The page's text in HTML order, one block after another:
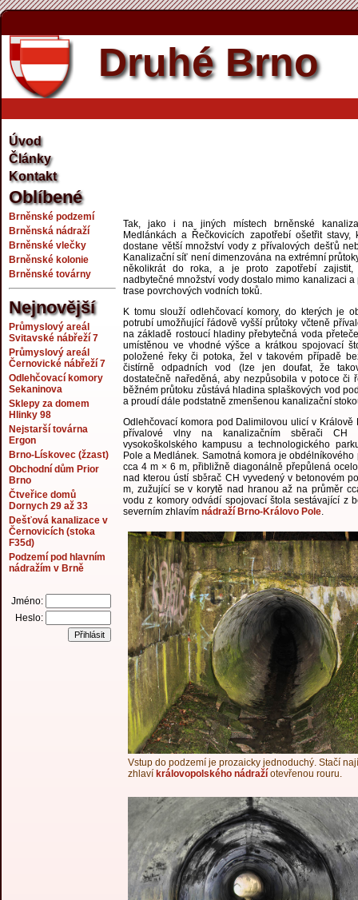
Druhé Brno
Úvod
Články
Kontakt
Oblíbené
Brněnské podzemí
Brněnská nádraží
Brněnské vlečky
Brněnské kolonie
Brněnské továrny
Nejnovější
Průmyslový areál
Svitavské nábřeží 7
Průmyslový areál
Černovické nábřeží 7
Odlehčovací komory
Sekaninova
Sklepy za domem
Hlinky 98
Nejstarší továrna
Ergon
Brno-Lískovec (žzast)
Obchodní dům Prior
Brno
Čtveřice domů
Dornych 29 až 33
Dešťová kanalizace v
Černovicích (stoka
F35d)
Podzemí pod hlavním
nádražím v Brně
Jméno:
Heslo:
Tak, jako i na jiných místech brněnské
Medlánkách a Řečkovicích zapotřebí ošetřit
dostane větší množství vody z přívalových dešťů
Kanalizační síť není dimenzována na extrémní
několikrát do roka, a je proto zapotřebí zajistit,
nadbytečné množství vody dostalo mimo kanalizaci
trase povrchových vodních toků.
K tomu slouží odlehčovací komory, do kterých je
potrubí umožňující řádově vyšší průtoky včteně
na základě rostoucí hladiny přebytečná voda
umístěnou ve vhodné výšce a krátkou spojovací
položené řeky či potoka, žel v takovém případě
čistírně odpadních vod (lze jen doufat, že
dostatečně naředěná, aby nezpůsobila v potoce či
běžném průtoku zůstává hladina splaškových vod
a proudí dále podstatně zmenšenou kanalizační
Odlehčovací komora pod Dalimilovou ulicí v Králově
přívalové vlny na kanalizačním sběrači CH
vysokoškolského kampusu a technologického
Pole a Medlánek. Samotná komora je
cca 4 m × 6 m, přibližně diagonálně přepůlená
nad kterou ústí sběrač CH vyvedený v betonovém
m, zužující se v korytě nad hranou až na průměr
vodu z komory odvádí spojovací štola sestávající
severním zhlavím nádraží Brno-Královo Pole.
Vstup do podzemí je prozaicky jednoduchý. Stačí
zhlaví královopolského nádraží otevřenou rouru.